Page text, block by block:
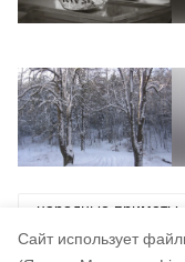
Cайт использует
народные приметы